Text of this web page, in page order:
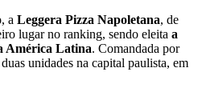
a Leggera Pizza Napoletana, de
lugar no ranking, sendo eleita a
América Latina. Comandada por
unidades na capital paulista, em